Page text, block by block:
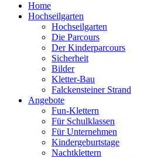
Home
Hochseilgarten
Hochseilgarten
Die Parcours
Der Kinderparcours
Sicherheit
Bilder
Kletter-Bau
Falckensteiner Strand
Angebote
Fun-Klettern
Für Schulklassen
Für Unternehmen
Kindergeburtstage
Nachtklettern